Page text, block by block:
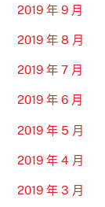
2019 年 9 月
2019 年 8 月
2019 年 7 月
2019 年 6 月
2019 年 5 月
2019 年 4 月
2019 年 3 月